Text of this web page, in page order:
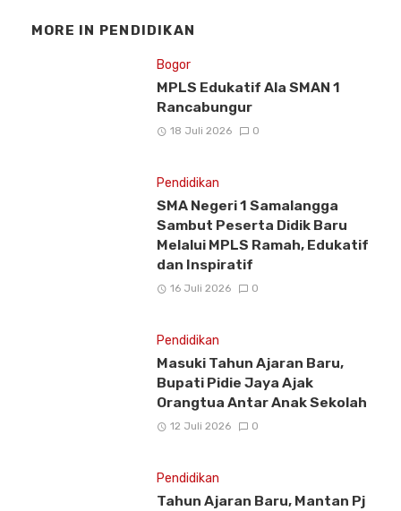
MORE IN PENDIDIKAN
Bogor
MPLS Edukatif Ala SMAN 1
Rancabungur
18 Juli 2026 0
Pendidikan
SMA Negeri 1 Samalangga
Sambut Peserta Didik Baru
Melalui MPLS Ramah, Edukatif
dan Inspiratif
16 Juli 2026 0
Pendidikan
Masuki Tahun Ajaran Baru,
Bupati Pidie Jaya Ajak
Orangtua Antar Anak Sekolah
12 Juli 2026 0
Pendidikan
Tahun Ajaran Baru, Mantan Pj